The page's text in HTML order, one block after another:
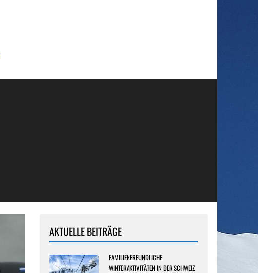
AKTUELLE BEITRÄGE
FAMILIENFREUNDLICHE
WINTERAKTIVITÄTEN IN DER SCHWEIZ